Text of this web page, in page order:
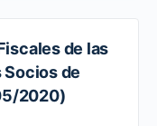
de las
de
2020)